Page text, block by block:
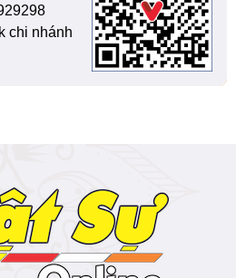
chi nhánh